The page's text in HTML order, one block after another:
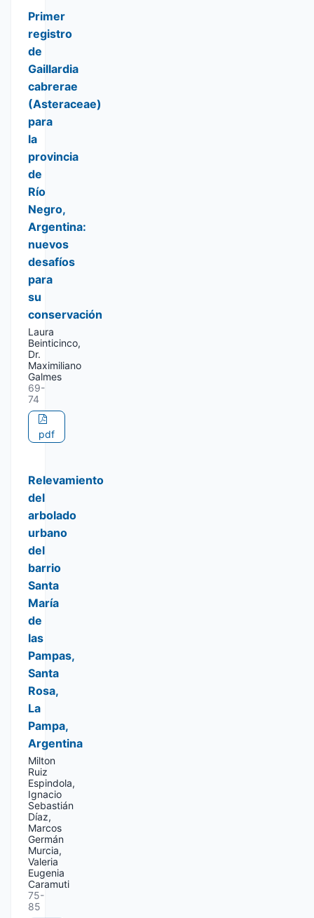
Primer
registro
de
Gaillardia
cabrerae
(Asteraceae)
para
la
provincia
de
Río
Negro,
Argentina:
nuevos
desafíos
para
su
conservación
Laura
Beinticinco,
Dr.
Maximiliano
Galmes
69-
74
pdf
Relevamiento
del
arbolado
urbano
del
barrio
Santa
María
de
las
Pampas,
Santa
Rosa,
La
Pampa,
Argentina
Milton
Ruiz
Espindola,
Ignacio
Sebastián
Díaz,
Marcos
Germán
Murcia,
Valeria
Eugenia
Caramuti
75-
85